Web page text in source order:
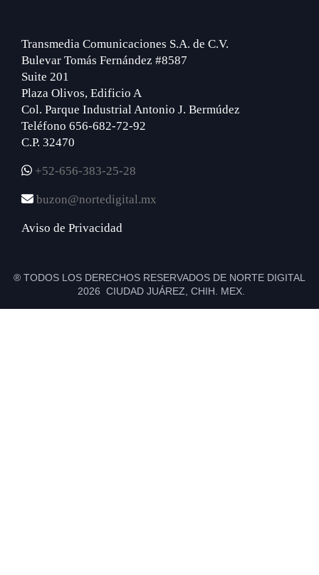
Transmedia Comunicaciones S.A. de C.V.
Bulevar Tomás Fernández #8587
Suite 201
Plaza Olivos, Edificio A
Col. Parque Industrial Antonio J. Bermúdez
Teléfono 656-682-72-92
C.P. 32470
+52-656-383-25-28
buzon@nortedigital.mx
Aviso de Privacidad
® TODOS LOS DERECHOS RESERVADOS DE NORTE DIGITAL
2026 CIUDAD JUÁREZ, CHIH. MEX.